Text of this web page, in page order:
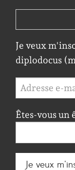
Je veux
diplodocus
Êtes-vous un